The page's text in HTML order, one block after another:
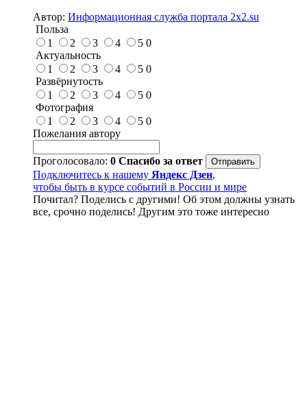
Автор: Информационная служба портала 2x2.su
Польза
1
2 3 4 5 0
Актуальность
1
2 3 4 5 0
Развёрнутость
1
2 3 4 5 0
Фотография
1
2 3 4 5 0
Пожелания автору
Проголосовало: 0 Спасибо за ответ
Подключитесь к нашему Яндекс Дзен,
чтобы быть в курсе событий в России и мире
Почитал? Поделись с другими! Об этом должны узнать
все, срочно поделись! Другим это тоже интересно